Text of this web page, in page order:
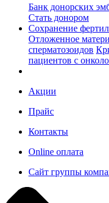
Банк донорских
Стать донором
Сохранение
Отложенное
сперматозоидов
пациентов с
Акции
Прайс
Контакты
Online оплата
Сайт группы